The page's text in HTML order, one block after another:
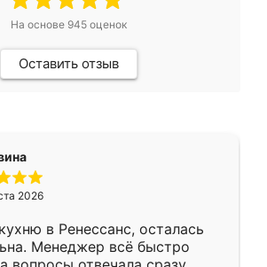
На основе 945оценок
Оставить отзыв
2026
в Ренессанс, осталась
Менеджер всё быстро